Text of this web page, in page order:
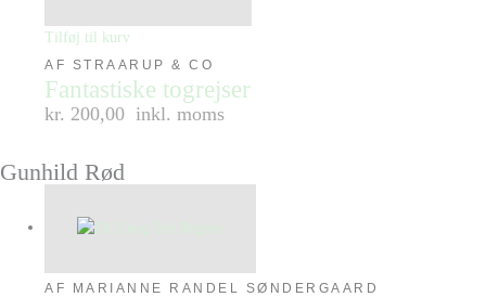
Tilføj til kurv
AF STRAARUP & CO
Fantastiske togrejser
kr. 200,00 inkl. moms
Gunhild Rød
AF MARIANNE RANDEL SØNDERGAARD